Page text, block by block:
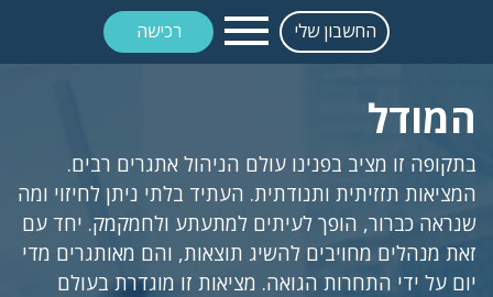
החשבון שלי רכישה
המודל
בתקופה זו מציב בפנינו עולם הניהול אתגרים רבים.
המציאות תזזיתית ותנודתית. העתיד בלתי ניתן לחיזוי ומה
שנראה כברור, הופך לעיתים למתעתע ולחמקמק. יחד עם
זאת מנהלים מחויבים להשיג תוצאות, והם מאותגרים מדי
יום על ידי התחרות הגואה. מציאות זו מוגדרת בעולם